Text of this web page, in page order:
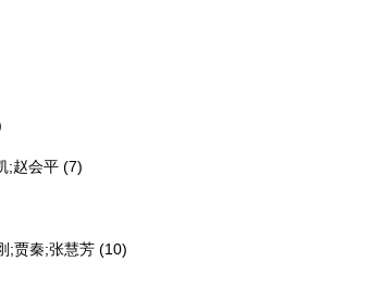
;赵会平 (7)
;贾秦;张慧芳 (10)